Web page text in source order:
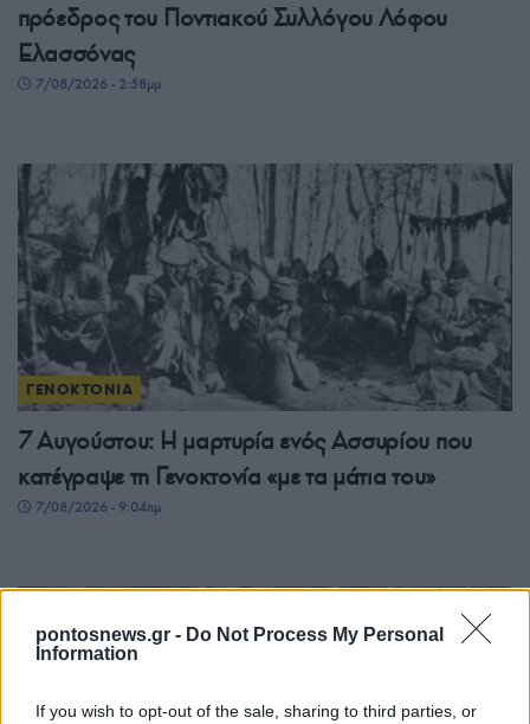
pontosnews.gr - Do Not Process My Personal
Information
If you wish to opt-out of the sale, sharing to third parties, or
πρόεδρος του Ποντιακού Συλλόγου Λόφου
Ελασσόνας
7/08/2026 - 2:58μμ
ΓΕΝΟΚΤΟΝΙΑ
7 Αυγούστου: Η μαρτυρία ενός Ασσυρίου που
κατέγραψε τη Γενοκτονία «με τα μάτια του»
7/08/2026 - 9:04πμ